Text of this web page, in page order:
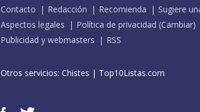
Contacto Redacción Recomienda
Sugiere
Aspectos legales
Política de privacidad (Cambiar)
Publicidad y webmasters
RSS
Otros servicios: Chistes | Top10Listas.com